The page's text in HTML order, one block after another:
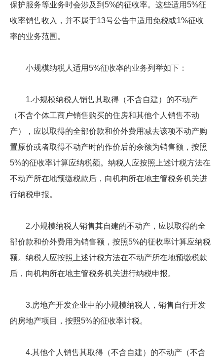
保护服务等业务时会涉及到5%的征收率。这些适用5%征
收率销售收入，并不属于13号公告中适用免税或1%征收
率的业务范围。
小规模纳税人适用5%征收率的业务列举如下：
1.小规模纳税人销售其取得（不含自建）的不动产
（不含个体工商户销售购买的住房和其他个人销售不动
产），应以取得的全部价款和价外费用减去该项不动产购
置原价或者取得不动产时的作价后的余额为销售额，按照
5%的征收率计算应纳税额。纳税人应按照上述计税方法在
不动产所在地预缴税款后，向机构所在地主管税务机关进
行纳税申报。
2.小规模纳税人销售其自建的不动产，应以取得的全
部价款和价外费用为销售额，按照5%的征收率计算应纳税
额。纳税人应按照上述计税方法在不动产所在地预缴税款
后，向机构所在地主管税务机关进行纳税申报。
3.房地产开发企业中的小规模纳税人，销售自行开发
的房地产项目，按照5%的征收率计税。
4.其他个人销售其取得（不含自建）的不动产（不含